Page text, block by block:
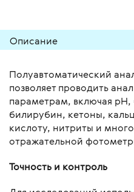
Описание
Полуавтоматический
позволяет проводить
параметрам, включая
билирубин, кетоны,
кислоту, нитриты и
отражательной
Точность и контроль